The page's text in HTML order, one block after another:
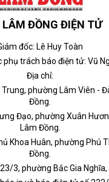
LÂM ĐỒNG ĐIỆN TỬ
đốc: Lê Huy Toàn
phụ trách báo điện tử: Vũ
Địa chỉ:
Trung, phường Lâm Viên -
Đồng.
Đạo, phường Xuân
Lâm Đồng.
Khoa Huân, phường Phú
Đồng.
3, phường Bắc Gia